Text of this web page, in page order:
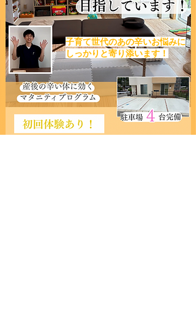
子育て世代のあの辛いお悩みに
​しっかりと寄り添います！